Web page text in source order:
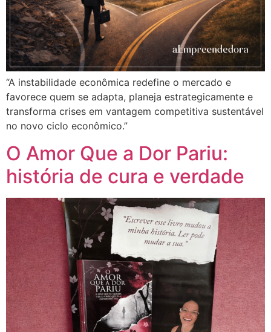
“A instabilidade econômica redefine o mercado e
favorece quem se adapta, planeja estrategicamente e
transforma crises em vantagem competitiva sustentável
no novo ciclo econômico.”
O Amor Que a Dor Pariu:
história de cura e verdade